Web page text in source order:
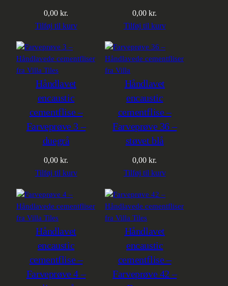
0,00kr.
Tilføj til kurv
0,00kr.
Tilføj til kurv
Håndlavet
encaustic
cementflise –
Farveprøve 3 –
duegrå
0,00kr.
Tilføj til kurv
Håndlavet
encaustic
cementflise –
Farveprøve 36 –
støvet blå
0,00kr.
Tilføj til kurv
Håndlavet
encaustic
cementflise –
Farveprøve 4 –
Håndlavet
encaustic
cementflise –
Farveprøve 42 –